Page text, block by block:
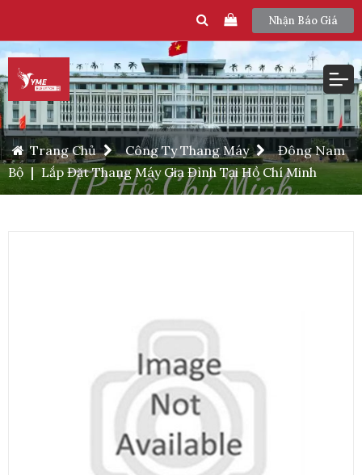
Nhận Báo Giá
Trang Chủ Công Ty Thang Máy
Đông Nam
Bộ | Lắp Đặt Thang Máy Gia Đình Tại Hồ Chí Minh